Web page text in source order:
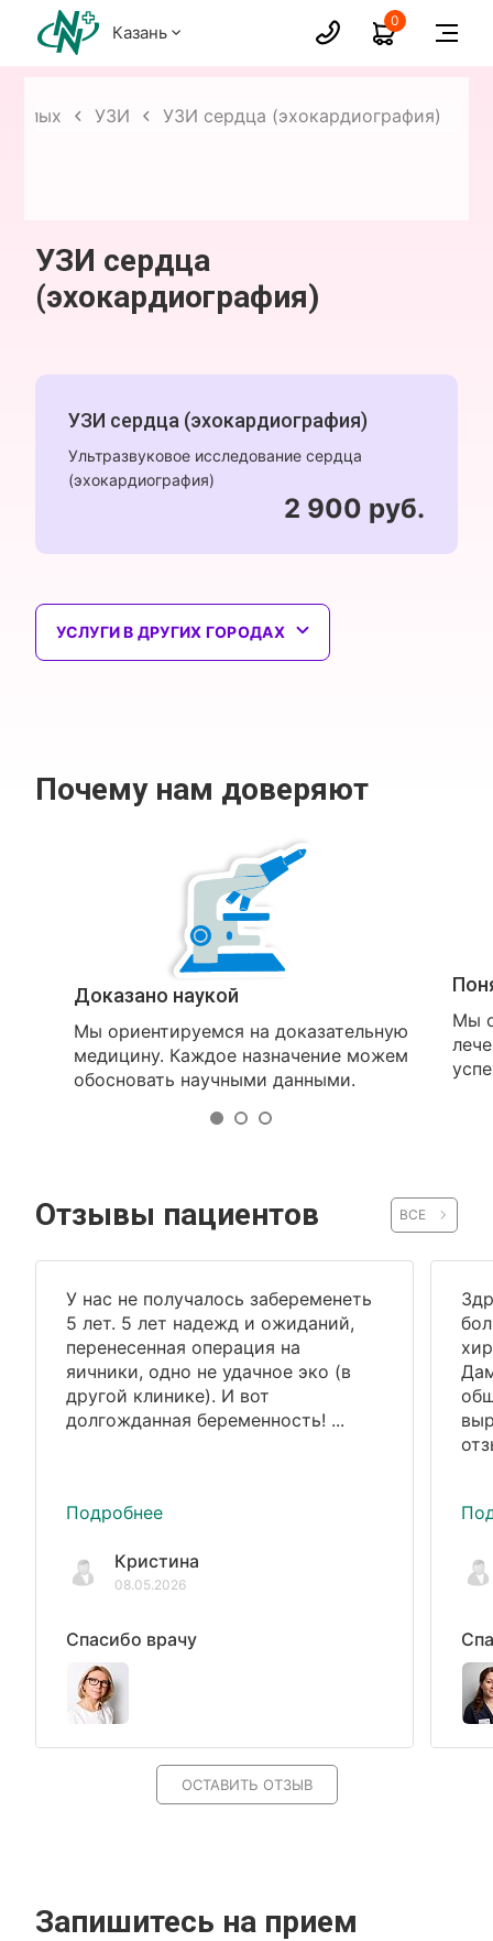
Казань
0
УЗИ УЗИ сердца (эхокардиография)
УЗИ сердца
(эхокардиография)
УЗИ сердца (эхокардиография)
Ультразвуковое исследование сердца
(эхокардиография)
2 900 руб.
УСЛУГИ В ДРУГИХ ГОРОДАХ
Почему нам доверяют
Доказано наукой
Мы ориентируемся на доказательную
медицину. Каждое назначение можем
обосновать научными данными.
Мы
Отзывы пациентов ВСЕ
У нас не получалось забеременеть
5 лет. 5 лет надежд и ожиданий,
перенесенная операция на
яичники, одно не удачное эко (в
другой клинике). И вот
долгожданная беременность! ...
Подробнее
Кристина
08.05.2026
Спасибо врачу
ОСТАВИТЬ ОТЗЫВ
Запишитесь на прием